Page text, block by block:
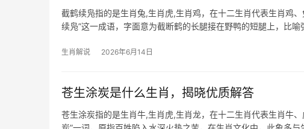
截鹤续凫指的是生肖兔,生肖虎,生肖鸡，在十二生肖代表生肖鸡
续凫”这一成语，字面意为截断鹤的长腿接在野鸭的短腿上，比
生肖解说 2026年6月14日
苍生涂炭是什么生肖，揭晓优质解答
苍生涂炭指的是生肖牛,生肖虎,生肖龙，在十二生肖代表生肖牛